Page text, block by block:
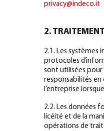
privacy@indeco.it
2.
2.1. Les
protocoles
sont utilisées pour
responsabilités en
l’entreprise
2.2. Les données
licéité et de la
opérations de